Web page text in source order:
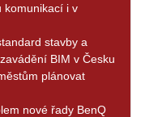
komunikací i v
stavby a
BIM v Česku
plánovat
nové řady BenQ